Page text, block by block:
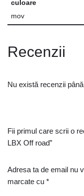
culoare
mov
Recenzii
Nu există recenzii
Fii primul care scrii o
LBX Off road”
Adresa ta de email nu
marcate cu *